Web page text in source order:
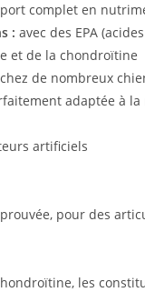
complet en
: avec des EPA
et de la chondroïtine
de nombreux
adaptée à
artificiels
pour des
les